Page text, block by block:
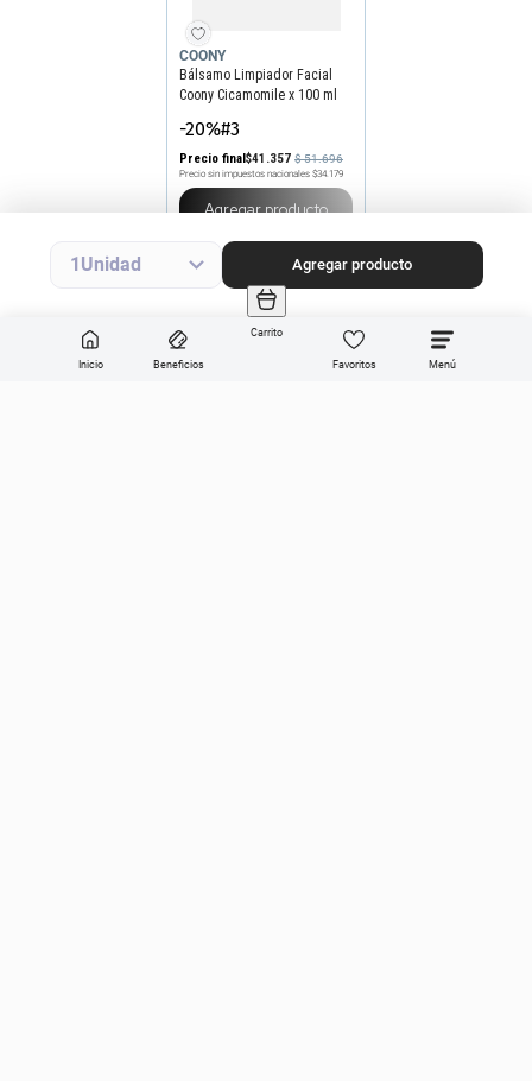
Inicio Beneficios
Carrito
Favoritos
1 Agregar producto
COONY
Bálsamo Limpiador Facial
Coony Cicamomile x 100 ml
-20%#3
Precio final$41 .357 $51.696
Precio sin impuestos nacionales $34.179
Agregar producto